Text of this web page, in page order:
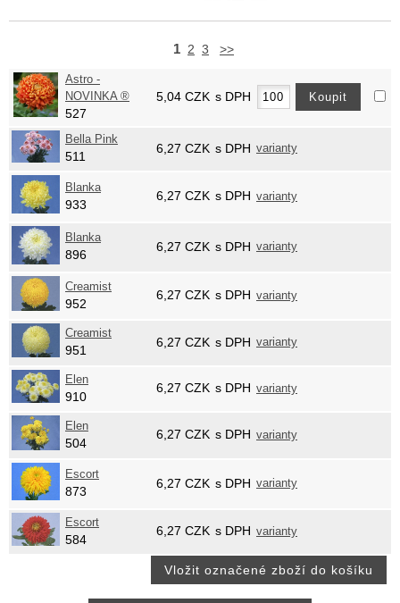
1 2 3 >>
Astro -
NOVINKA ®
527
5,04 CZK s DPH
Bella Pink
511
6,27 CZK s DPH varianty
Blanka
933
6,27 CZK s DPH varianty
Blanka
896
6,27 CZK s DPH varianty
Creamist
952
6,27 CZK s DPH varianty
Creamist
951
6,27 CZK s DPH varianty
Elen
910
6,27 CZK s DPH varianty
Elen
504
6,27 CZK s DPH varianty
Escort
873
6,27 CZK s DPH varianty
Escort
584
6,27 CZK s DPH varianty